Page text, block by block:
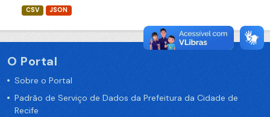
CSV JSON
O Portal
Sobre o Portal
Padrão de Serviço de Dados da Prefeitura da Cidade de
Recife